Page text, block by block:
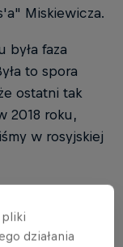
Miskiewicza.
była faza
to spora
ostatni tak
2018 roku,
w rosyjskiej
działania